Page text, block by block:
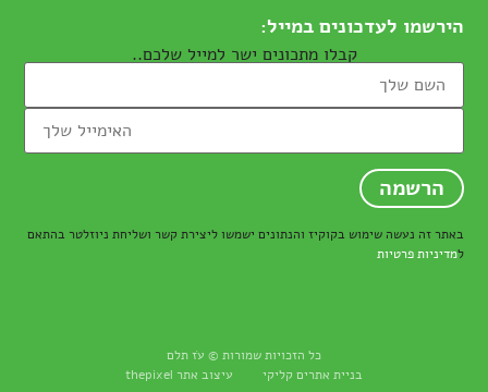
הירשמו לעדכונים במייל:
קבלו מתכונים ישר למייל שלכם..
באתר זה נעשה שימוש בקוקיז והנתונים ישמשו ליצירת קשר ושליחת ניוזלטר בהתאם
מדיניות פרטיות
כל הזכויות שמורות © עֹז תלם
בניית אתריםקליקי עיצוב אתר thepixel